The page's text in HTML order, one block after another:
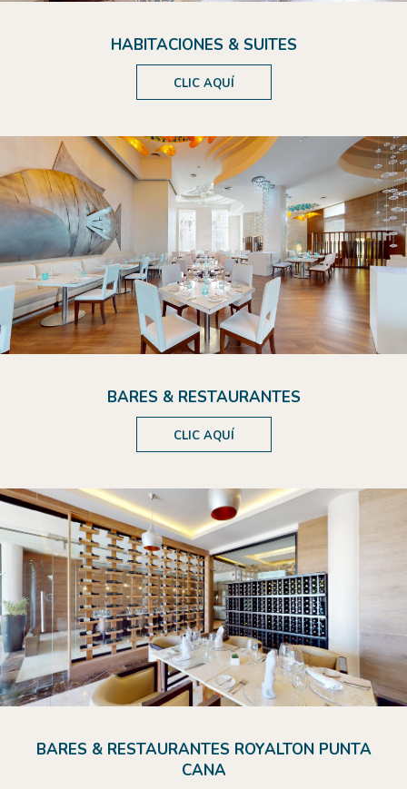
HABITACIONES & SUITES
CLIC AQUÍ
BARES & RESTAURANTES
CLIC AQUÍ
BARES & RESTAURANTES ROYALTON PUNTA
CANA